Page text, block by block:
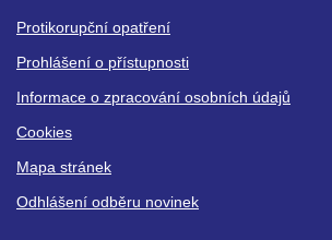
Protikorupční opatření
Prohlášení o přístupnosti
Informace o zpracování osobních údajů
Cookies
Mapa stránek
Odhlášení odběru novinek